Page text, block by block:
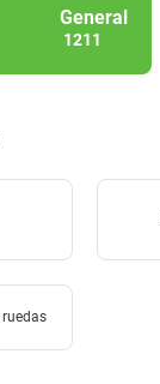
General
1211